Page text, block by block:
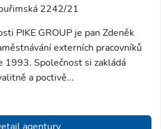
2242/21
PIKE GROUP je pan Zdeněk
externích pracovníků
1993. Společnost si zakládá
a poctivě...